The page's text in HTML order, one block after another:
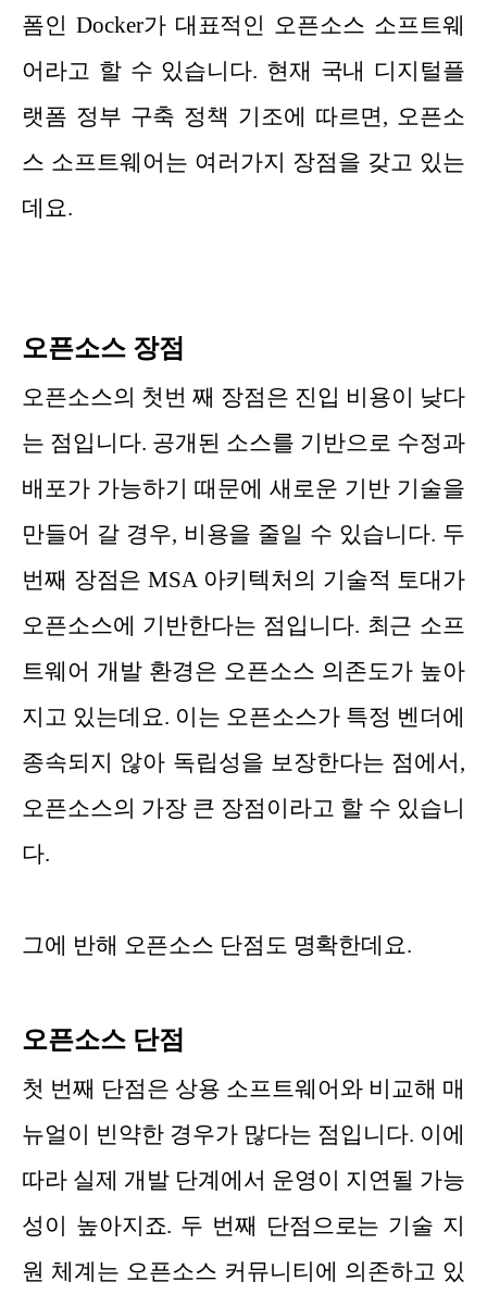
폼인 Docker가 대표적인 오픈소스 소프트웨
어라고 할 수 있습니다. 현재 국내 디지털플
랫폼 정부 구축 정책 기조에 따르면, 오픈소
스 소프트웨어는 여러가지 장점을 갖고 있는
데요.
오픈소스 장점
오픈소스의 첫번 째 장점은 진입 비용이 낮다
는 점입니다. 공개된 소스를 기반으로 수정과
배포가 가능하기 때문에 새로운 기반 기술을
만들어 갈 경우, 비용을 줄일 수 있습니다. 두
번째 장점은 MSA 아키텍처의 기술적 토대가
오픈소스에 기반한다는 점입니다. 최근 소프
트웨어 개발 환경은 오픈소스 의존도가 높아
지고 있는데요. 이는 오픈소스가 특정 벤더에
종속되지 않아 독립성을 보장한다는 점에서,
오픈소스의 가장 큰 장점이라고 할 수 있습니
다.
그에 반해 오픈소스 단점도 명확한데요.
오픈소스 단점
첫 번째 단점은 상용 소프트웨어와 비교해 매
뉴얼이 빈약한 경우가 많다는 점입니다. 이에
따라 실제 개발 단계에서 운영이 지연될 가능
성이 높아지죠. 두 번째 단점으로는 기술 지
원 체계는 오픈소스 커뮤니티에 의존하고 있